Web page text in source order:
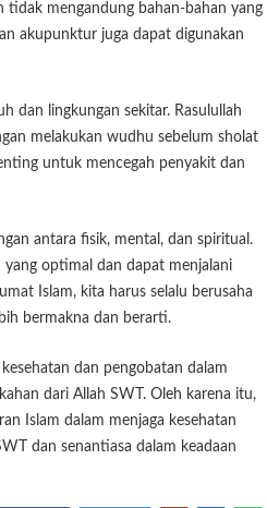
tidak mengandung bahan-bahan yang
akupunktur juga dapat digunakan
dan lingkungan sekitar. Rasulullah
melakukan wudhu sebelum sholat
untuk mencegah penyakit dan
antara fisik, mental, dan spiritual.
yang optimal dan dapat menjalani
Islam, kita harus selalu berusaha
bermakna dan berarti.
dan pengobatan dalam
dari Allah SWT. Oleh karena itu,
Islam dalam menjaga kesehatan
dan senantiasa dalam keadaan